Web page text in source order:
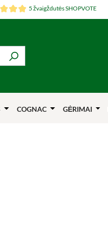
5 žvaigždutės SHOPVOTE
COGNAC GĖRIMAI